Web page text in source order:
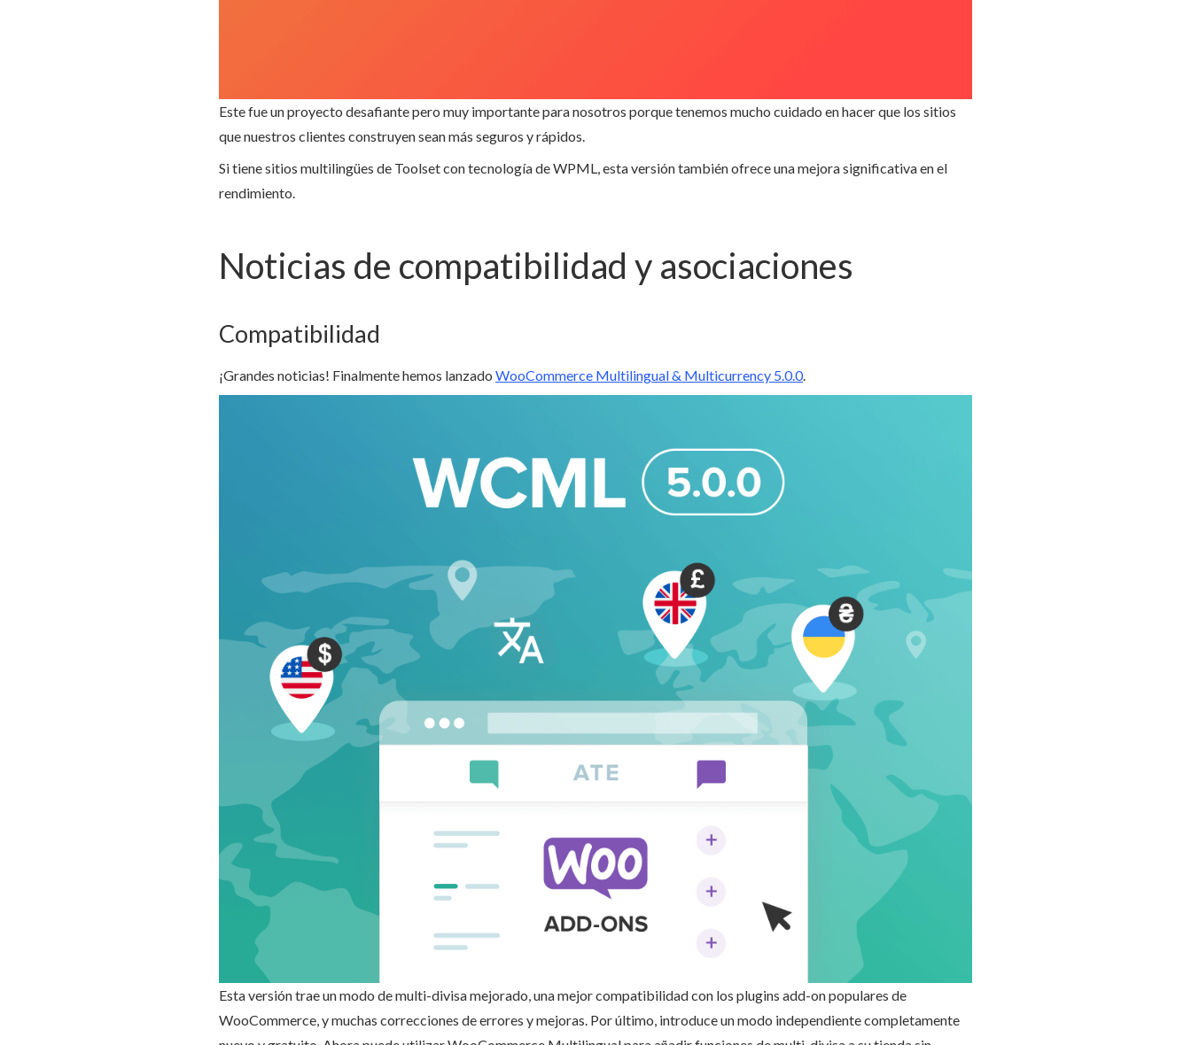
Este fue un proyecto desafiante pero muy importante para nosotros porque tenemos mucho cuidado en hacer que los sitios
que nuestros clientes construyen sean más seguros y rápidos.
Si tiene sitios multilingües de Toolset con tecnología de WPML, esta versión también ofrece una mejora significativa en el
rendimiento.
Noticias de compatibilidad y asociaciones
Compatibilidad
¡Grandes noticias! Finalmente hemos lanzado WooCommerce Multilingual & Multicurrency 5.0.0.
Esta versión trae un modo de multi-divisa mejorado, una mejor compatibilidad con los plugins add-on populares de
WooCommerce, y muchas correcciones de errores y mejoras. Por último, introduce un modo independiente completamente